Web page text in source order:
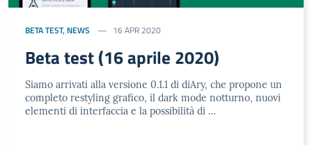
BETA TEST, NEWS 16 APR 2020
Beta test (16 aprile 2020)
Siamo arrivati alla versione 0.1.1 di diAry, che propone un
completo restyling grafico, il dark mode notturno, nuovi
elementi di interfaccia e la possibilità di …